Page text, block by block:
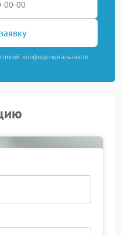
конфиденциальности